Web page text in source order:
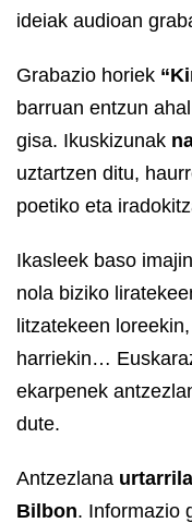
ideiak audioan
Grabazio horiek
barruan entzun
gisa. Ikuskizunak
uztartzen ditu,
poetiko eta
Ikasleek baso
nola biziko
litzatekeen
harriekin…
ekarpenek
dute.
Antzezlana
Bilbon. Informazio